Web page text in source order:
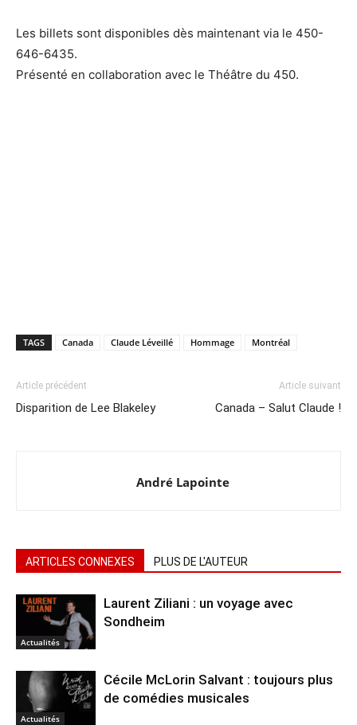
Les billets sont disponibles dès maintenant via le 450-
646-6435.
Présenté en collaboration avec le Théâtre du 450.
TAGS Canada Claude Léveillé Hommage Montréal
Article précédent
Disparition de Lee Blakeley
Article suivant
Canada – Salut Claude !
André Lapointe
ARTICLES CONNEXES PLUS DE L'AUTEUR
Actualités
Laurent Ziliani : un voyage avec
Sondheim
Actualités
Cécile McLorin Salvant : toujours plus
de comédies musicales